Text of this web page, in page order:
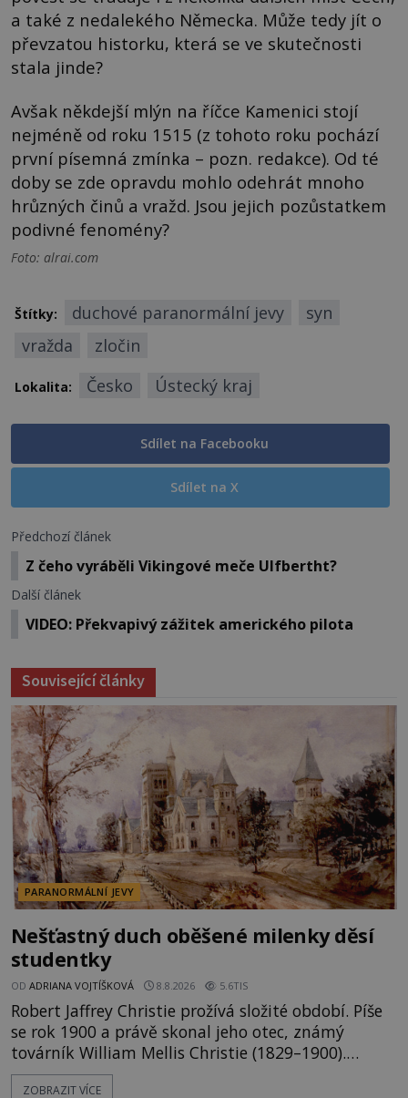
a také z nedalekého Německa. Může tedy jít o
převzatou historku, která se ve skutečnosti
stala jinde?
Avšak někdejší mlýn na říčce Kamenici stojí
nejméně od roku 1515 (z tohoto roku pochází
první písemná zmínka – pozn. redakce). Od té
doby se zde opravdu mohlo odehrát mnoho
hrůzných činů a vražd. Jsou jejich pozůstatkem
podivné fenomény?
Foto: alrai.com
Štítky: duchové paranormální jevy
syn
vražda
zločin
Lokalita: Česko Ústecký kraj
Sdílet na Facebooku
Sdílet na X
Předchozí článek
Z čeho vyráběli Vikingové meče Ulfbertht?
Další článek
VIDEO: Překvapivý zážitek amerického pilota
Související články
PARANORMÁLNÍ JEVY
Nešťastný duch oběšené milenky děsí
studentky
OD ADRIANA VOJTÍŠKOVÁ 8.8.2026 5.6TIS
Robert Jaffrey Christie prožívá složité období. Píše
se rok 1900 a právě skonal jeho otec, známý
továrník William Mellis Christie (1829–1900).
Smutná událost je ale doprovázena ohromným
ZOBRAZIT VÍCE